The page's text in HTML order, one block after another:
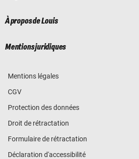
À propos de Louis
Mentions juridiques
Mentions légales
CGV
Protection des données
Droit de rétractation
Formulaire de rétractation
Déclaration d'accessibilité